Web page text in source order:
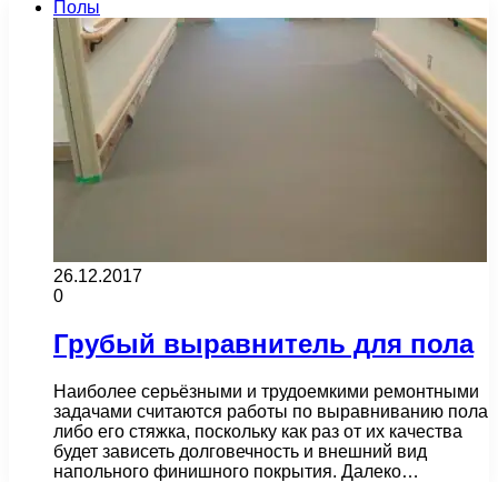
Полы
26.12.2017
0
Грубый выравнитель для пола
Наиболее серьёзными и трудоемкими ремонтными
задачами считаются работы по выравниванию пола
либо его стяжка, поскольку как раз от их качества
будет зависеть долговечность и внешний вид
напольного финишного покрытия. Далеко…